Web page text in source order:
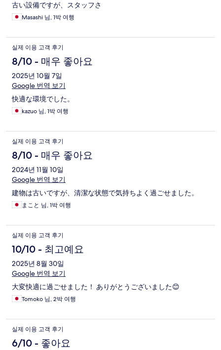
古い設備ですが、スタッフさ
Masashi 님, 1박 여행
실제 이용 고객 후기
8/10 - 매우 좋아요
2025년 10월 7일
Google 번역 보기
快適な環境でした。
kazuo 님, 1박 여행
실제 이용 고객 후기
8/10 - 매우 좋아요
2024년 11월 10일
Google 번역 보기
建物は古いですが、清潔な状態で気持ちよく過ごせました。
まこと 님, 1박 여행
실제 이용 고객 후기
10/10 - 최고예요
2025년 8월 30일
Google 번역 보기
大変快適に過ごせました！ ありがとうございました😊
Tomoko 님, 2박 여행
실제 이용 고객 후기
6/10 - 좋아요